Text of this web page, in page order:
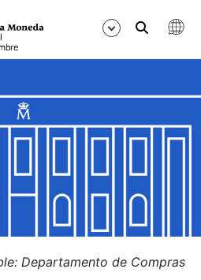
Departamento de Compras